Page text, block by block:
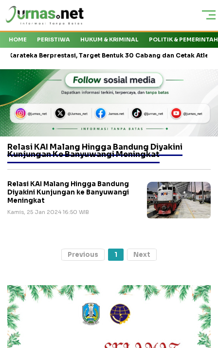
HOME PERISTIWA HUKUM & KRIMINAL POLITIK &
Berprestasi, Target Bentuk 30 Cabang dan Cetak Atlet Nasional
Relasi KAI Malang Hingga Bandung Diyakini
Kunjungan Ke Banyuwangi Meningkat
Relasi KAI Malang Hingga Bandung
Diyakini Kunjungan ke Banyuwangi
Meningkat
Kamis, 25 Jan 2024 16:50 WIB
Previous 1 Next